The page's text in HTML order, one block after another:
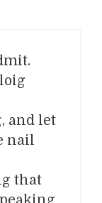
and let
nail
that